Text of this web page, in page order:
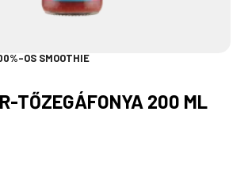
OS SMOOTHIE
TŐZEGÁFONYA 200 ML